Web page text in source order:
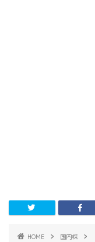
HOME 国内株